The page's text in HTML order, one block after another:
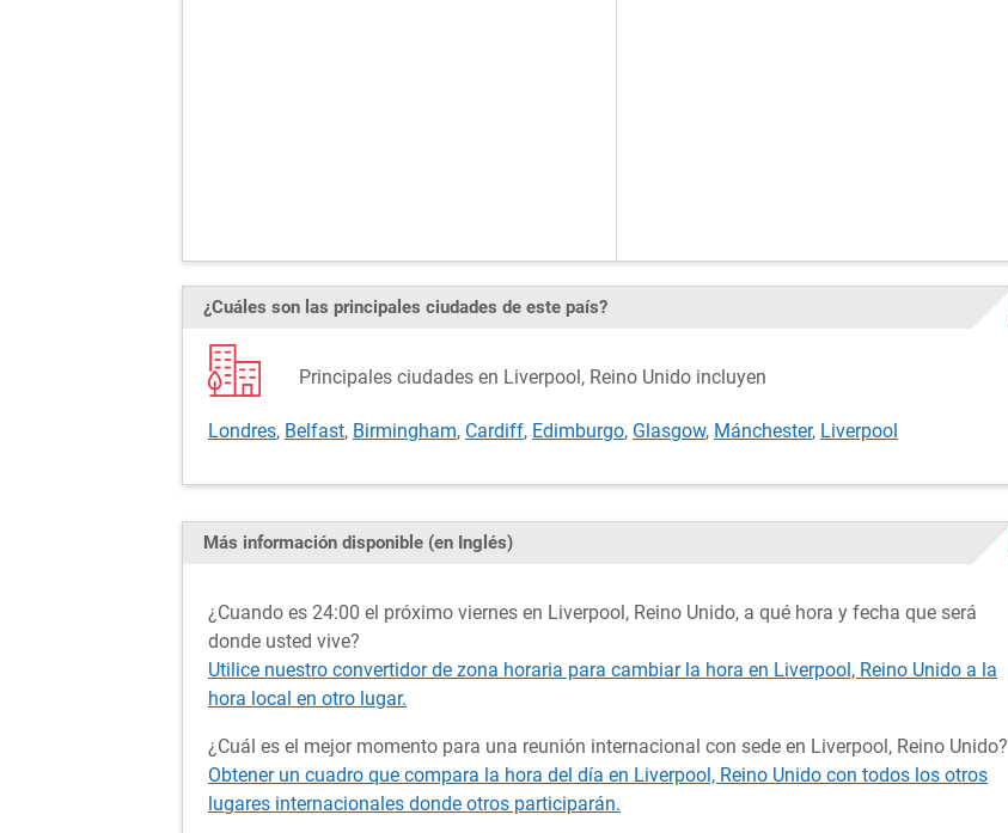
¿Cuáles son las principales ciudades de este país?
Principales ciudades en Liverpool, Reino Unido incluyen
Londres, Belfast, Birmingham, Cardiff, Edimburgo, Glasgow, Mánchester, Liverpool
Más información disponible (en Inglés)
¿Cuando es 24:00 el próximo viernes en Liverpool, Reino Unido, a qué hora y fecha que será
donde usted vive?
Utilice nuestro convertidor de zona horaria para cambiar la hora en Liverpool, Reino Unido a la
hora local en otro lugar.
¿Cuál es el mejor momento para una reunión internacional con sede en Liverpool, Reino Unido?
Obtener un cuadro que compara la hora del día en Liverpool, Reino Unido con todos los otros
lugares internacionales donde otros participarán.